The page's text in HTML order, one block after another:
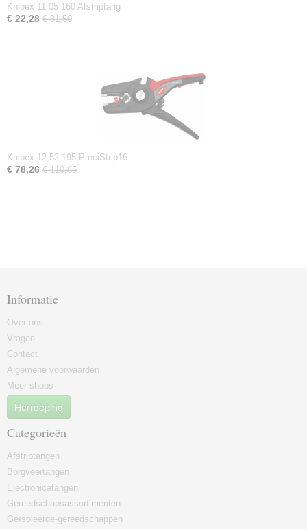
Knipex 11 05 160 Afstriptang
€ 22,28 € 31,50
Knipex 12 52 195 PreciStrip16
€ 78,26 € 110,65
Informatie
Over ons
Vragen
Contact
Algemene voorwaarden
Meer shops
Herroeping
Categorieën
Afstriptangen
Borgveertangen
Electronicatangen
Gereedschapsassortimenten
Geïsoleerde-gereedschappen